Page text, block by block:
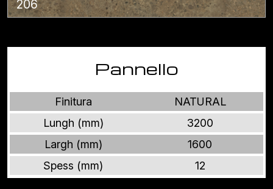
206
Pannello
Finitura
NATURAL
Lungh (mm)
3200
Largh (mm)
1600
Spess (mm)
12